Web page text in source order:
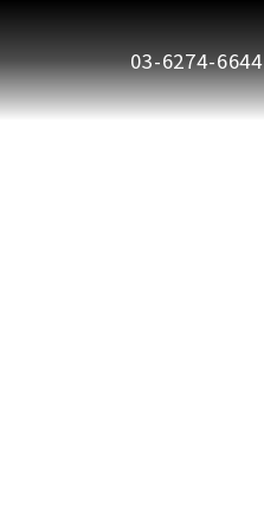
03-6274-6644